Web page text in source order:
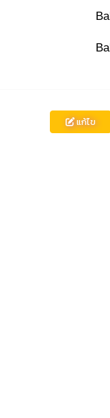
แก้ไข